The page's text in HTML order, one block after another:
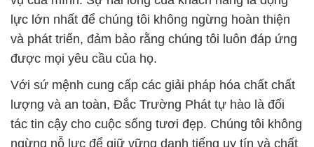
# Cty bán > phân phối hóa chất Powder Kiềm Xút ß
NaOH Bột tại Bình Dương
# Công ty chuyên bán ■ cung ứng hóa chất Powder
Kiềm Xút ß NaOH Bột tại Bình Dương
# Nơi bán ○ cung ứng hóa chất Powder Kiềm Xút ß
NaOH Bột tại Bình Dương
# Công ty kinh doanh ¯ bán hóa chất Powder Kiềm